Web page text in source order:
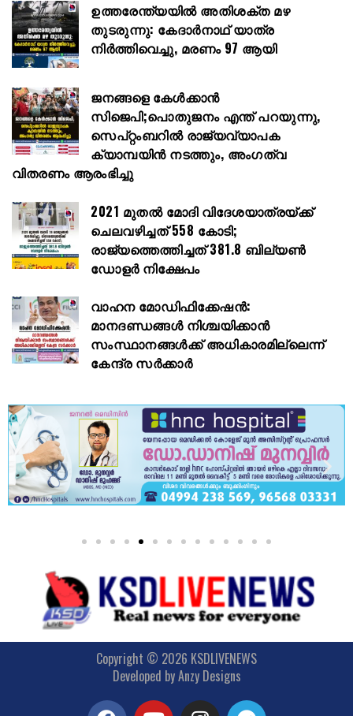
ഉത്തരേന്ത്യയിൽ അതിശക്ത മഴ
തുടരുന്നു: കേദാർനാഥ് യാത്ര
നിർത്തിവെച്ചു, മരണം 97 ആയി
ജനങ്ങളെ കേൾക്കാൻ
സിജെപി;പൊതുജനം എന്ത് പറയുന്നു,
സെപ്റ്റംബറിൽ രാജ്യവ്യാപക
ക്യാമ്പയിൻ നടത്തും, അംഗത്വ
വിതരണം ആരംഭിച്ചു
2021 മുതൽ മോദി വിദേശയാത്രയ്ക്ക്
ചെലവഴിച്ചത് 558 കോടി;
രാജ്യത്തെത്തിച്ചത് 381.8 ബില്യൺ
ഡോളർ നിക്ഷേപം
വാഹന മോഡിഫിക്കേഷൻ:
മാനദണ്ഡങ്ങൾ നിശ്ചയിക്കാൻ
സംസ്ഥാനങ്ങൾക്ക് അധികാരമില്ലെന്ന്
കേന്ദ്ര സർക്കാർ
Copyright © 2026 KSDLIVENEWS
Developed byAnzy Designs